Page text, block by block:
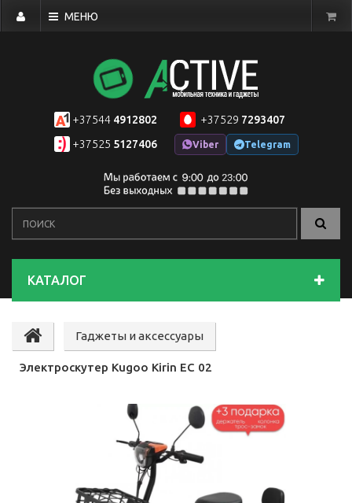
МЕНЮ
+375444912802 +37529 7293407
+37525 5127406 Viber Telegram
КАТАЛОГ
Гаджеты и аксессуары
Электроскутер Kugoo Kirin EC 02